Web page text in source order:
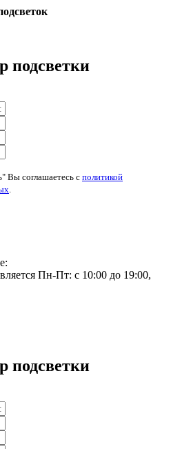
подсветки
Вы соглашаетесь с политикой
Пн-Пт: с 10:00 до 19:00,
подсветки